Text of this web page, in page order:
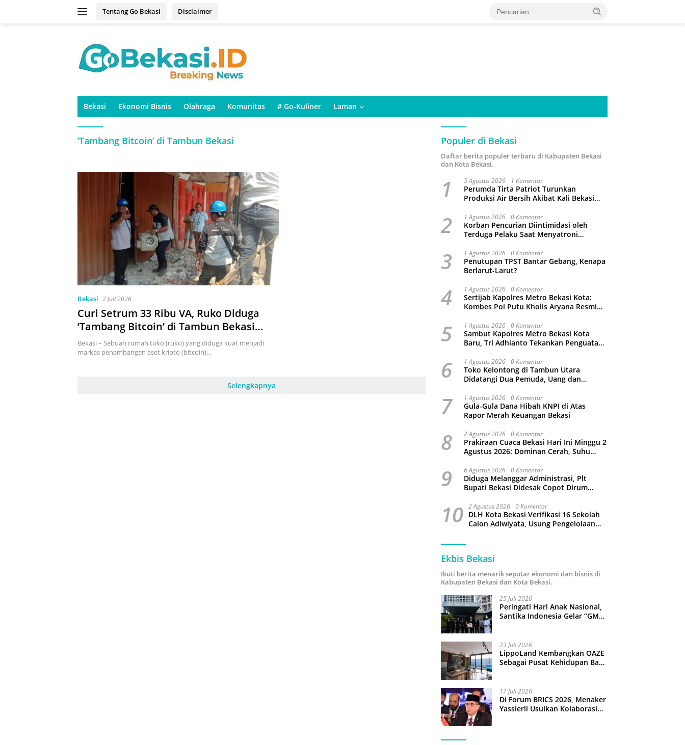
Tentang Go Bekasi Disclaimer
Bekasi Ekonomi Bisnis Olahraga Komunitas # Go-Kuliner Laman
‘Tambang Bitcoin’ di Tambun Bekasi
Bekasi 2 Juli 2026
Curi Setrum 33 Ribu VA, Ruko Diduga
‘Tambang Bitcoin’ di Tambun Bekasi
Digerebek PLN dan Polisi
Bekasi – Sebuah rumah toko (ruko) yang diduga kuat menjadi
markas penambangan aset kripto (bitcoin)…
Selengkapnya
Populer di Bekasi
Daftar berita populer terbaru di Kabupaten Bekasi
dan Kota Bekasi.
1 5 Agustus 2026 1 Komentar
Perumda Tirta Patriot Turunkan
Produksi Air Bersih Akibat Kali Bekasi
2 1 Agustus 2026 0 Komentar
Korban Pencurian Diintimidasi oleh
Terduga Pelaku Saat Menyatroni
Malah Ikut-Ikutan!
3 1 Agustus 2026 0 Komentar
Penutupan TPST Bantar Gebang, Kenapa
Berlarut-Larut?
4 1 Agustus 2026 0 Komentar
Sertijab Kapolres Metro Bekasi Kota:
Kombes Pol Putu Kholis Aryana Resmi
Bintoro
5 1 Agustus 2026 0 Komentar
Sambut Kapolres Metro Bekasi Kota
Baru, Tri Adhianto Tekankan Penguatan
6 1 Agustus 2026 0 Komentar
Toko Kelontong di Tambun Utara
Didatangi Dua Pemuda, Uang dan
7 1 Agustus 2026 0 Komentar
Gula-Gula Dana Hibah KNPI di Atas
Rapor Merah Keuangan Bekasi
8 2 Agustus 2026 0 Komentar
Prakiraan Cuaca Bekasi Hari Ini Minggu 2
Agustus 2026: Dominan Cerah, Suhu
9 6 Agustus 2026 0 Komentar
Diduga Melanggar Administrasi, Plt
Bupati Bekasi Didesak Copot Dirum
10 2 Agustus 2026 0 Komentar
DLH Kota Bekasi Verifikasi 16 Sekolah
Calon Adiwiyata, Usung Pengelolaan
Ekbis Bekasi
Ikuti berita menarik seputar ekonomi dan bisnis di
Kabupaten Bekasi dan Kota Bekasi.
25 Juli 2026
Peringati Hari Anak Nasional,
Santika Indonesia Gelar “GM
23 Juli 2026
LippoLand Kembangkan OAZE
Sebagai Pusat Kehidupan Baru
17 Juli 2026
Di Forum BRICS 2026, Menaker
Yassierli Usulkan Kolaborasi